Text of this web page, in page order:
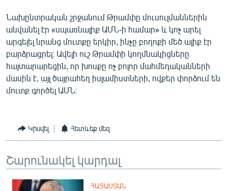
«Ազատության» բոլոր կայքերը
Նախընտրական շրջանում Թրամփը մուսուլմաններին
անվանել էր «սպառնալիք ԱՄՆ-ի համար» և կոչ արել
արգելել նրանց մուտքը երկիր, ինչը բողոքի մեծ ալիք էր
բարձրացրել։ Ավելի ուշ Թրամփի կողմնակիցները
հայտարարեցին, որ խոսքը ոչ բոլոր մահմեդականների
մասին է, այլ ծայրահեղ իսլամիստների, ովքեր փորձում են
մուտք գործել ԱՄՆ։
Կիսվել Հետևեք մեզ
Շարունակել կարդալ
ՀԱՅԱՍՏԱՆ